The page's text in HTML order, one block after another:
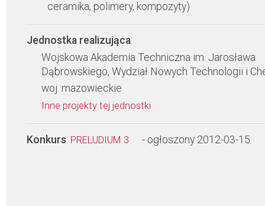
ceramika, polimery, kompozyty)
Jednostka realizująca:
Wojskowa Akademia Techniczna im. Jarosława
Dąbrowskiego, Wydział Nowych Technologii i
woj. mazowieckie
Inne projekty tej jednostki
Konkurs: PRELUDIUM 3 - ogłoszony 2012-03-15